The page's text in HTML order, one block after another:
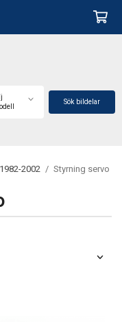
Sök bildelar
2002 / Styrning servo